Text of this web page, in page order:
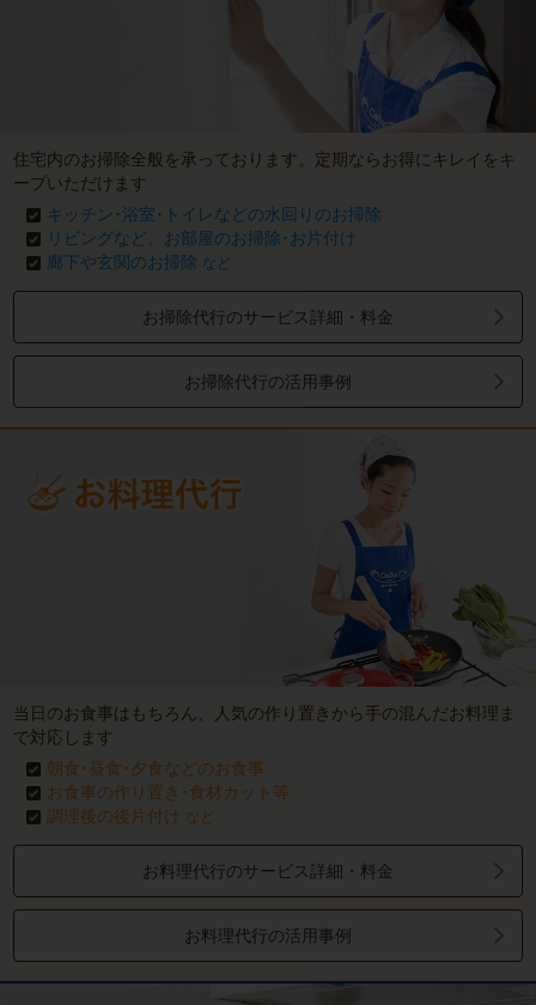
住宅内のお掃除全般を承っております。定期ならお得にキレイをキ
ープいただけます
キッチン･浴室･トイレなどの水回りのお掃除
リビングなど、お部屋のお掃除･お片付け
廊下や玄関のお掃除 など
お掃除代行のサービス詳細・料金
お掃除代行の活用事例
当日のお食事はもちろん、人気の作り置きから手の混んだお料理ま
で対応します
朝食･昼食･夕食などのお食事
お食事の作り置き･食材カット等
調理後の後片付け など
お料理代行のサービス詳細・料金
お料理代行の活用事例